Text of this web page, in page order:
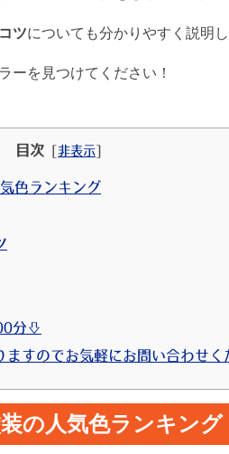
ツについても分かりやすく説明
ーを見つけてください！
目次 非表示
色ランキング
分⇩
装の人気色ランキング